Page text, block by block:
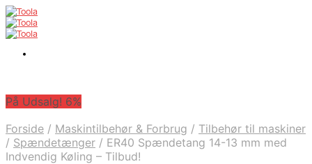
På Udsalg! 6%
Forside / Maskintilbehør & Forbrug / Tilbehør til maskiner
/ Spændetænger / ER40 Spændetang 14-13 mm med
Indvendig Køling – Tilbud!